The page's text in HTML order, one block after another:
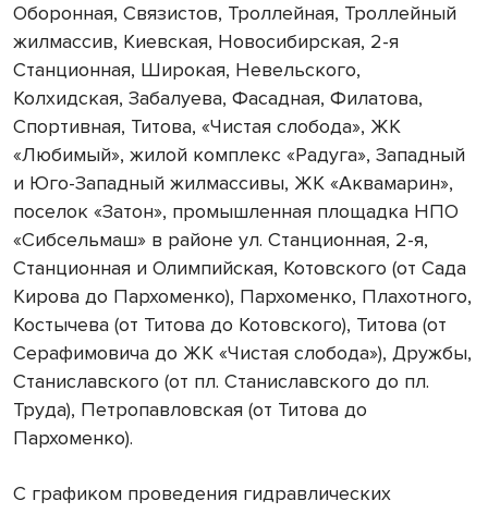
Оборонная, Связистов, Троллейная, Троллейный
жилмассив, Киевская, Новосибирская, 2-я
Станционная, Широкая, Невельского,
Колхидская, Забалуева, Фасадная, Филатова,
Спортивная, Титова, «Чистая слобода», ЖК
«Любимый», жилой комплекс «Радуга», Западный
и Юго-Западный жилмассивы, ЖК «Аквамарин»,
поселок «Затон», промышленная площадка НПО
«Сибсельмаш» в районе ул. Станционная, 2-я,
Станционная и Олимпийская, Котовского (от Сада
Кирова до Пархоменко), Пархоменко, Плахотного,
Костычева (от Титова до Котовского), Титова (от
Серафимовича до ЖК «Чистая слобода»), Дружбы,
Станиславского (от пл. Станиславского до пл.
Труда), Петропавловская (от Титова до
Пархоменко).
С графиком проведения гидравлических